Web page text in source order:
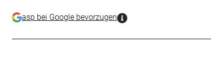
asp bei Google bevorzugen